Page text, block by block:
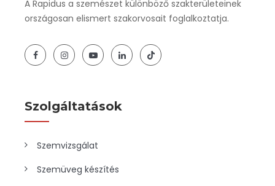
A Rapidus a szemészet különböző szakterületeinek
országosan elismert szakorvosait foglalkoztatja.
Szolgáltatások
Szemvizsgálat
Szemüveg készítés